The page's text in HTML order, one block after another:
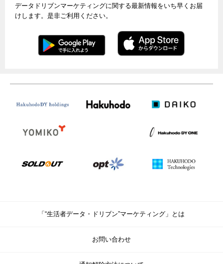
データドリブンマーケティングに関する最新情報をいち早くお届
けします。是非ご利用ください。
「“生活者データ・ドリブン”マーケティング」とは
お問い合わせ